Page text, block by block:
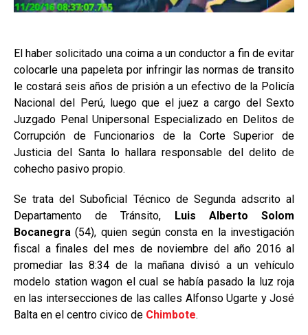
El haber solicitado una coima a un conductor a fin de evitar
colocarle una papeleta por infringir las normas de transito
le costará seis años de prisión a un efectivo de la Policía
Nacional del Perú, luego que el juez a cargo del Sexto
Juzgado Penal Unipersonal Especializado en Delitos de
Corrupción de Funcionarios de la Corte Superior de
Justicia del Santa lo hallara responsable del delito de
cohecho pasivo propio.
Se trata del Suboficial Técnico de Segunda adscrito al
Departamento de Tránsito, Luis Alberto Solom
Bocanegra (54), quien según consta en la investigación
fiscal a finales del mes de noviembre del año 2016 al
promediar las 8:34 de la mañana divisó a un vehículo
modelo station wagon el cual se había pasado la luz roja
en las intersecciones de las calles Alfonso Ugarte y José
Balta en el centro civico de Chimbote.